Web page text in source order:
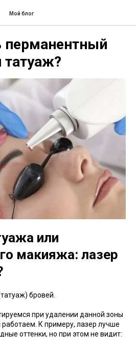
Мой блог
перманентный
или
макияжа: лазер
бровей.
при удалении данной зоны
К примеру, лазер лучше
оттенки, но при этом не видит: